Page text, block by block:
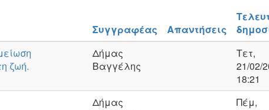
Συγγραφέας Απαντήσεις
ζωή.
Δήμας
Βαγγέλης
Τετ,
21/02/
18:21
Δήμας
Πέμ,